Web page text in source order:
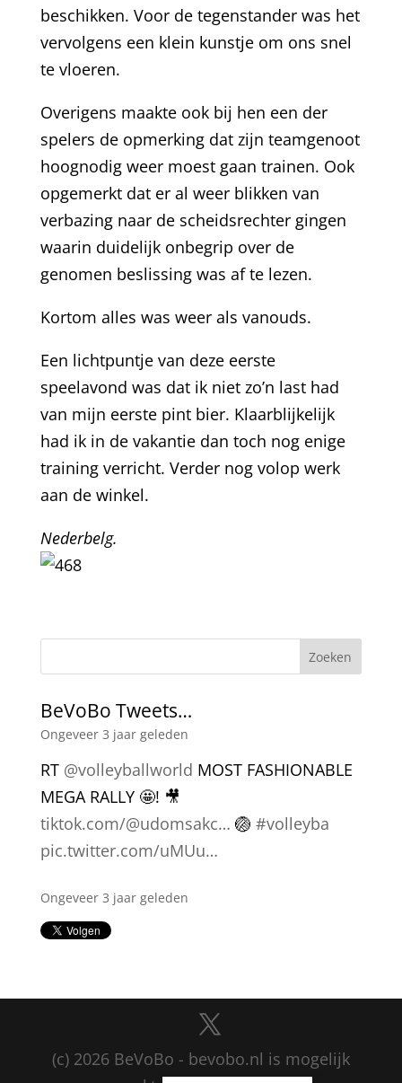
beschikken. Voor de tegenstander was het
vervolgens een klein kunstje om ons snel
te vloeren.
Overigens maakte ook bij hen een der
spelers de opmerking dat zijn teamgenoot
hoognodig weer moest gaan trainen. Ook
opgemerkt dat er al weer blikken van
verbazing naar de scheidsrechter gingen
waarin duidelijk onbegrip over de
genomen beslissing was af te lezen.
Kortom alles was weer als vanouds.
Een lichtpuntje van deze eerste
speelavond was dat ik niet zo’n last had
van mijn eerste pint bier. Klaarblijkelijk
had ik in de vakantie dan toch nog enige
training verricht. Verder nog volop werk
aan de winkel.
Nederbelg.
BeVoBo Tweets…
De wedstrijduitslagen van de laatste
competitie. Voor iedereen een fijne zomer
#volleybal
Ongeveer 3 jaar geleden
MEGA RALLY 🤩! 🎥
tiktok.com/@udomsakc…
pic.twitter.com/uMUu…
(c) 2026 BeVoBo - bevobo.nl is mogelijk